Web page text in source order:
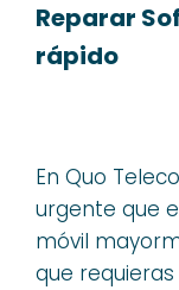
Reparar
rápido
En Quo
urgente que
móvil
que requieras